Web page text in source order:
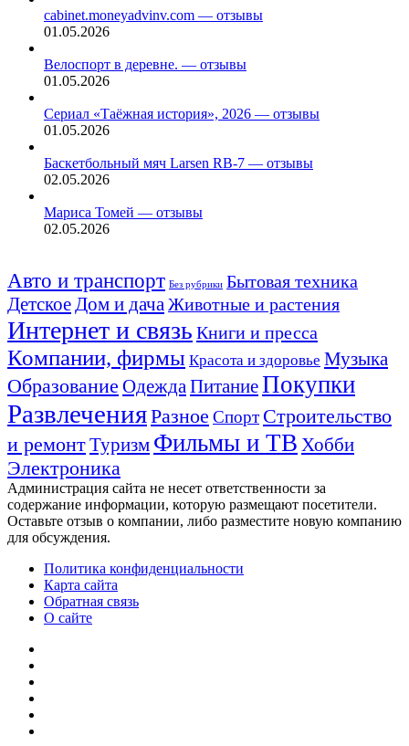
cabinet.moneyadvinv.com — отзывы
01.05.2026
Велоспорт в деревне. — отзывы
01.05.2026
Сериал «Таёжная история», 2026 — отзывы
01.05.2026
Баскетбольный мяч Larsen RB-7 — отзывы
02.05.2026
Мариса Томей — отзывы
02.05.2026
Авто и транспорт Без рубрики Бытовая техника
ДетскоеДом и дачаЖивотные и растения
Интернет и связь Книги и пресса
Компании, фирмы Красота и здоровье Музыка
Образование ОдеждаПитаниеПокупки
РазвлеченияРазное Спорт Строительство
и ремонтТуризм Фильмы и ТВ Хобби
Электроника
Администрация сайта не несет ответственности за
содержание информации, которую размещают посетители.
Оставьте отзыв о компании, либо разместите новую компанию
для обсуждения.
Политика конфиденциальности
Карта сайта
Обратная связь
О сайте